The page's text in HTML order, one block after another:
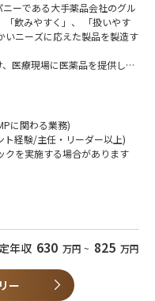
ーである大手薬品会社のグル
「飲みやすく」、 「扱いやす
いニーズに応えた製品を製造す
医療現場に医薬品を提供して
良法人(中小規模法人部門)」
安心して働ける職場環境で
製品の品質を保証するための
ュール管理・人員管理
及び検討業務）
2名、派遣社員4名）
文書作成、①〜④の適合判定
に関わる業務)
経験/主任・リーダー以上)
を実施する場合があります
ための監査対応の経験
年収 630 万円 ~ 825 万円
ー